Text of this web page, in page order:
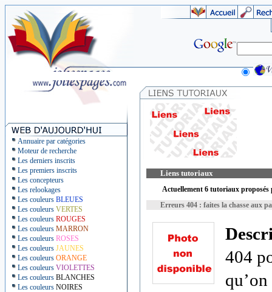
Annuaire par catégories
Moteur de recherche
Les derniers inscrits
Les premiers inscrits
Les concepteurs
Les relookages
Les couleurs BLEUES
Les couleurs VERTES
Les couleurs ROUGES
Les couleurs MARRON
Les couleurs ROSES
Les couleurs JAUNES
Les couleurs ORANGE
Les couleurs VIOLETTES
Les couleurs BLANCHES
Les couleurs NOIRES
Liens tutoriaux
Actuellement 6 tutoriaux
Erreurs 404 : faites la chasse aux
404